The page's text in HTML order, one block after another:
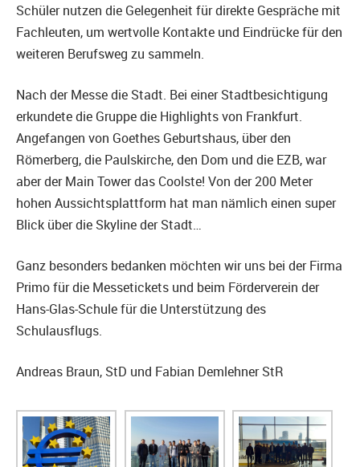
Schüler nutzen die Gelegenheit für direkte Gespräche mit
Fachleuten, um wertvolle Kontakte und Eindrücke für den
weiteren Berufsweg zu sammeln.
Nach der Messe die Stadt. Bei einer Stadtbesichtigung
erkundete die Gruppe die Highlights von Frankfurt.
Angefangen von Goethes Geburtshaus, über den
Römerberg, die Paulskirche, den Dom und die EZB, war
aber der Main Tower das Coolste! Von der 200 Meter
hohen Aussichtsplattform hat man nämlich einen super
Blick über die Skyline der Stadt…
Ganz besonders bedanken möchten wir uns bei der Firma
Primo für die Messetickets und beim Förderverein der
Hans-Glas-Schule für die Unterstützung des
Schulausflugs.
Andreas Braun, StD und Fabian Demlehner StR